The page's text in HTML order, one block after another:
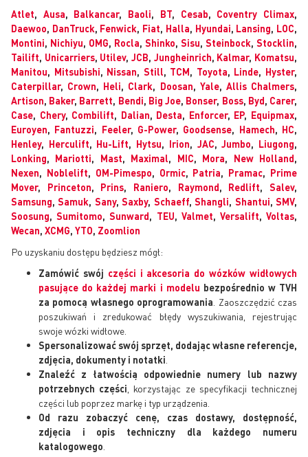
Atlet, Ausa, Balkancar, Baoli, BT, Cesab, Coventry Climax,
Daewoo, DanTruck, Fenwick, Fiat, Halla, Hyundai, Lansing, LOC,
Montini, Nichiyu, OMG, Rocla, Shinko, Sisu, Steinbock, Stocklin,
Tailift, Unicarriers, Utilev,JCB, Jungheinrich, Kalmar, Komatsu,
Manitou, Mitsubishi, Nissan, Still, TCM, Toyota, Linde, Hyster,
Caterpillar, Crown, Heli, Clark, Doosan, Yale, Allis Chalmers,
Artison, Baker, Barrett, Bendi, Big Joe, Bonser, Boss, Byd, Carer,
Case, Chery, Combilift, Dalian, Desta, Enforcer, EP, Equipmax,
Euroyen, Fantuzzi, Feeler, G-Power, Goodsense, Hamech, HC,
Henley, Herculift, Hu-Lift, Hytsu, Irion, JAC,Jumbo, Liugong,
Lonking, Mariotti, Mast, Maximal, MIC, Mora, New Holland,
Nexen, Noblelift, OM-Pimespo, Ormic, Patria, Pramac, Prime
Mover, Princeton, Prins, Raniero, Raymond, Redlift,Salev,
Samsung,Samuk, Sany,Saxby, Schaeff,Shangli, Shantui,SMV,
Soosung,Sumitomo,Sunward, TEU, Valmet, Versalift,Voltas,
Wecan, XCMG, YTO, Zoomlion
Po uzyskaniu dostępu będziesz mógł:
Zamówić swój części i akcesoria do wózków widłowych
pasujące do każdej marki i modelu bezpośrednio w TVH
za pomocą własnego oprogramowania . Zaoszczędzić czas
poszukiwań i zredukować błędy wyszukiwania, rejestrując
swoje wózki widłowe.
Spersonalizować swój sprzęt, dodając własne referencje,
zdjęcia, dokumenty i notatki
Znaleźć z łatwością odpowiednie numery lub nazwy
potrzebnych części , korzystając ze specyfikacji technicznej
części lub poprzez markę i typ urządzenia.
Od razu zobaczyć cenę, czas dostawy, dostępność,
zdjęcia i opis techniczny dla każdego numeru
katalogowego